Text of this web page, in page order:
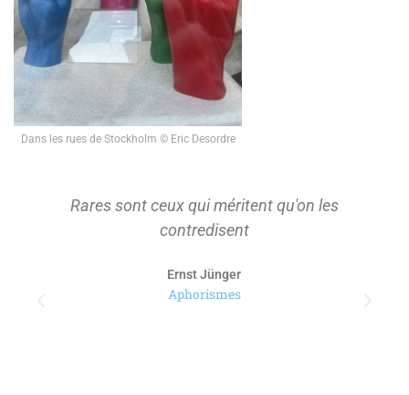
Dans les rues de Stockholm © Eric Desordre
Rares sont ceux qui méritent qu'on les
contredisent
Ernst Jünger
Aphorismes